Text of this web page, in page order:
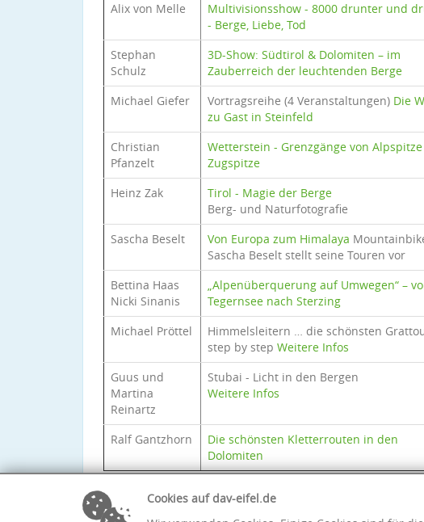
Alix von Melle
Multivisionsshow - 8000 drunter und
- Berge, Liebe, Tod
Stephan
Schulz
3D-Show: Südtirol & Dolomiten – im
Zauberreich der leuchtenden Berge
Michael Giefer
Vortragsreihe (4 Veranstaltungen) Die
zu Gast in Steinfeld
Christian
Pfanzelt
Wetterstein - Grenzgänge von
Zugspitze
Heinz Zak
Tirol - Magie der Berge
Berg- und Naturfotografie
Sascha Beselt
Von Europa zum Himalaya
Sascha Beselt stellt seine Touren vor
Bettina Haas
Nicki Sinanis
„Alpenüberquerung auf Umwegen“ –
Tegernsee nach Sterzing
Michael Pröttel
Himmelsleitern … die schönsten
step by step Weitere Infos
Guus und
Martina
Reinartz
Stubai - Licht in den Bergen
Weitere Infos
Ralf Gantzhorn
Die schönsten Kletterrouten in den
Dolomiten
Cookies auf dav-eifel.de